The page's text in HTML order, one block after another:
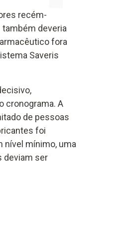
recém-
deveria
fora
Saveris
cronograma. A
de pessoas
foi
nível mínimo, uma
deviam ser